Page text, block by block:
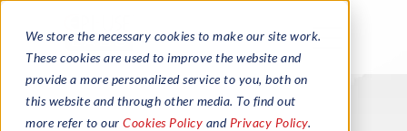
We store the necessary cookies to make our site work.
These cookies are used to improve the website and
provide a more personalized service to you, both on
this website and through other media. To find out
more refer to our Cookies Policy and Privacy Policy.